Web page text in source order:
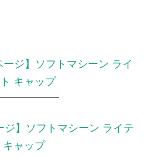
ジ】ソフトマシーン ライテ
キャップ